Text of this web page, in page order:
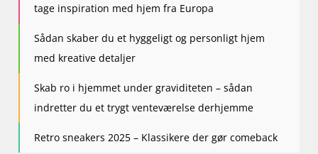
tage inspiration med hjem fra Europa
Sådan skaber du et hyggeligt og personligt hjem
med kreative detaljer
Skab ro i hjemmet under graviditeten – sådan
indretter du et trygt venteværelse derhjemme
Retro sneakers 2025 – Klassikere der gør comeback